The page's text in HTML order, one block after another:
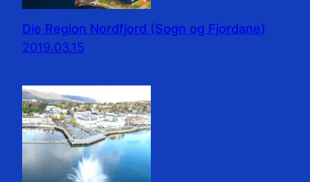
Die Region Nordfjord (Sogn og Fjordane)
2019.03.15